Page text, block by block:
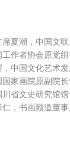
夏潮，中国文
作者协会原党
中国文化艺术
家画院原副院
省文史研究馆
，书画频道董